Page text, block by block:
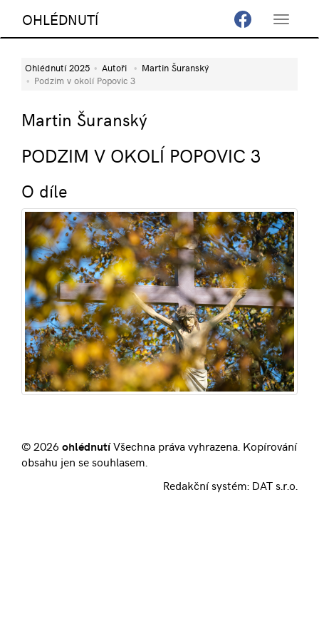
Toggle
OHLÉDNUTÍ
Ohlédnutí 2025 Autoři
Martin Šuranský
Podzim v okolí Popovic 3
Martin Šuranský
PODZIM V OKOLÍ POPOVIC 3
O díle
© 2026ohlédnutíVšechna práva vyhrazena. Kopírování
obsahu jen se souhlasem.
Redakční systém: DAT s.r.o.